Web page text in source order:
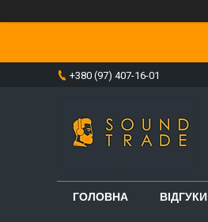
+380 (97) 407-16-01
ГОЛОВНА ВІДГУКИ